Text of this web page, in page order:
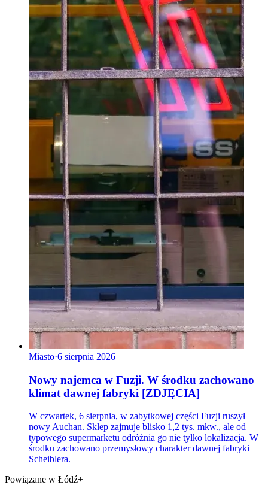
Miasto·6 sierpnia 2026
Nowy najemca w Fuzji. W środku zachowano
klimat dawnej fabryki [ZDJĘCIA]
W czwartek, 6 sierpnia, w zabytkowej części Fuzji ruszył
nowy Auchan. Sklep zajmuje blisko 1,2 tys. mkw., ale od
typowego supermarketu odróżnia go nie tylko lokalizacja. W
środku zachowano przemysłowy charakter dawnej fabryki
Scheiblera.
Powiązane w Łódź+